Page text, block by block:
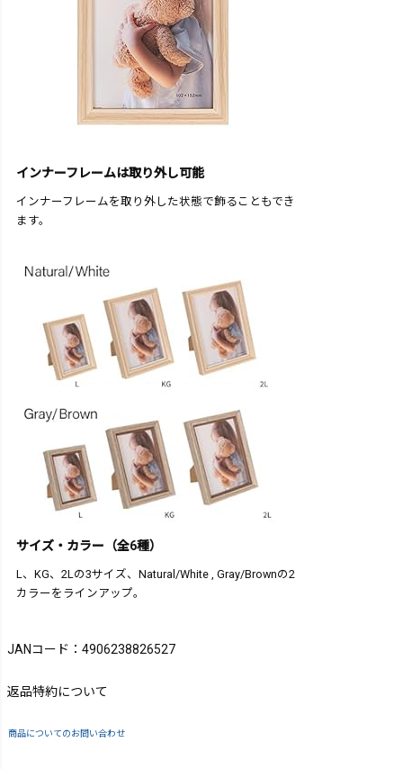
インナーフレームは取り外し可能
インナーフレームを取り外した状態で飾ることもでき
ます。
サイズ・カラー（全6種）
L、KG、2Lの3サイズ、Natural/White , Gray/Brownの2
カラーをラインアップ。
JANコード：4906238826527
返品特約について
商品についてのお問い合わせ